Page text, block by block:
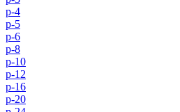
p-4
p-5
p-6
p-8
p-10
p-12
p-16
p-20